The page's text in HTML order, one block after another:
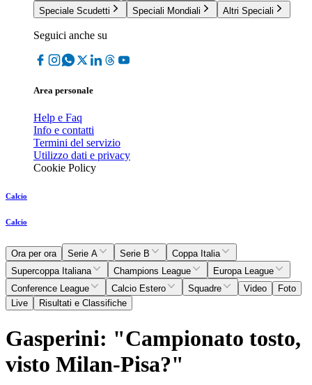
Speciale Scudetti
Speciali Mondiali Altri Speciali
Seguici anche su
Area personale
Help e Faq
Info e contatti
Termini del servizio
Utilizzo dati e privacy
Cookie Policy
Calcio
Calcio
Ora per ora Serie A Serie B
Coppa Italia
Supercoppa Italiana
Champions League
Europa League
Conference League
Calcio Estero Squadre Video
Foto
Live
Risultati e Classifiche
Gasperini: "Campionato tosto,
visto Milan-Pisa?"